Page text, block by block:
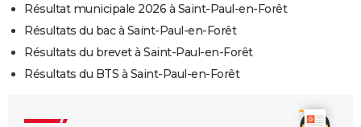
Résultat municipale 2026 à Saint-Paul-en-Forêt
Résultats du bac à Saint-Paul-en-Forêt
Résultats du brevet à Saint-Paul-en-Forêt
Résultats du BTS à Saint-Paul-en-Forêt